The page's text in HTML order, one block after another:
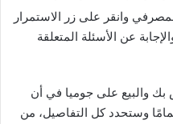
وانقر على زر الاستمرار
عن الأسئلة المتعلقة
بك والبيع على جوميا في أن
وستحدد كل التفاصيل، من